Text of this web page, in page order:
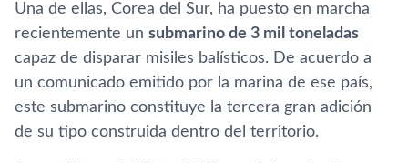
Una de ellas, Corea del Sur, ha puesto en marcha
recientemente un submarino de 3 mil toneladas
capaz de disparar misiles balísticos. De acuerdo a
un comunicado emitido por la marina de ese país,
este submarino constituye la tercera gran adición
de su tipo construida dentro del territorio.